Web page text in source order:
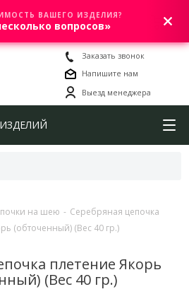
0
Заказать звонок
Напишите нам
Выезд менеджера
на шею - Серебряная цепочка
(обточенный) (Вес 40 гр.)
плетение Якорь
(Вес 40 гр.)
ВАШЕГО ИЗДЕЛИЯ?
вопросов»